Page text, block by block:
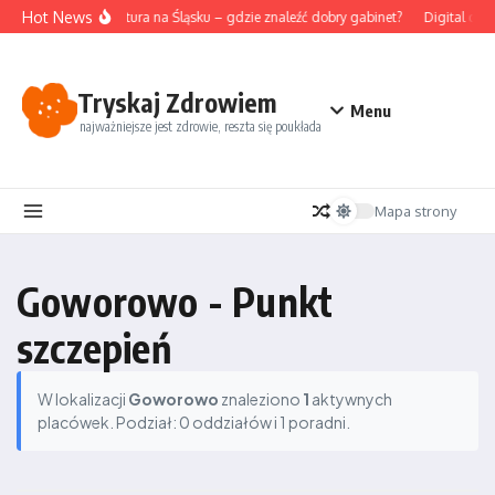
Przejdź do treści
Hot NewsAkupunktura na Śląsku – gdzie znaleźć dobry gabinet? Digital
Tryskaj Zdrowiem
najważniejsze jest zdrowie, reszta się poukłada
Menu
Mapa strony
Goworowo - Punkt
szczepień
W lokalizacji Goworowo znaleziono 1 aktywnych
placówek. Podział: 0 oddziałów i 1 poradni.